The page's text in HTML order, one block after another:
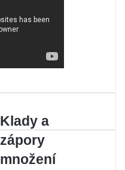
Klady a
zápory
množení